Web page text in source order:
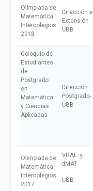
Olimpiada de
Matemática
Intercolegios
2018.
Dirección e
Extensión-
UBB
Coloquio de
Estudiantes
de
Postgrado
en
Matemática
y Ciencias
Aplicadas
Dirección
Postgrado-
UBB
Olimpiada de
Matemática
Intercolegios
2017.
VRAE. y
dMAT
UBB